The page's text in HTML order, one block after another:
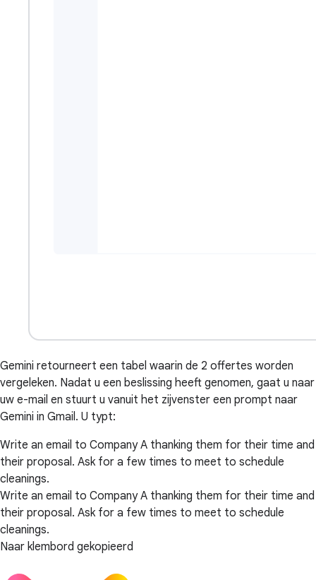
Gemini retourneert een tabel waarin de 2 offertes worden
vergeleken. Nadat u een beslissing heeft genomen, gaat u naar
uw e-mail en stuurt u vanuit het zijvenster een prompt naar
Gemini in Gmail. U typt:
Write an email to Company A thanking them for their time and
their proposal. Ask for a few times to meet to schedule
cleanings.
Write an email to Company A thanking them for their time and
their proposal. Ask for a few times to meet to schedule
cleanings.
Naar klembord gekopieerd